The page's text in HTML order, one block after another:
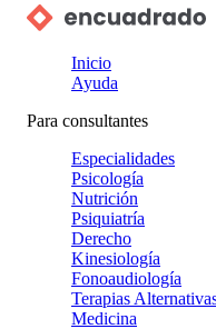
Inicio
Ayuda
Para consultantes
Especialidades
Psicología
Nutrición
Psiquiatría
Derecho
Kinesiología
Fonoaudiología
Terapias
Medicina